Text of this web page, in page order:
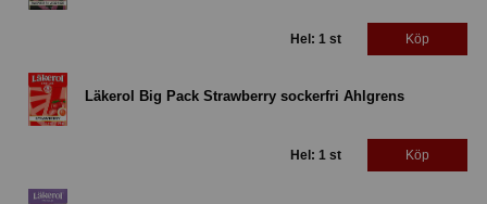
Hel: 1 st Köp
Läkerol Big Pack Strawberry sockerfri Ahlgrens
Hel: 1 st Köp